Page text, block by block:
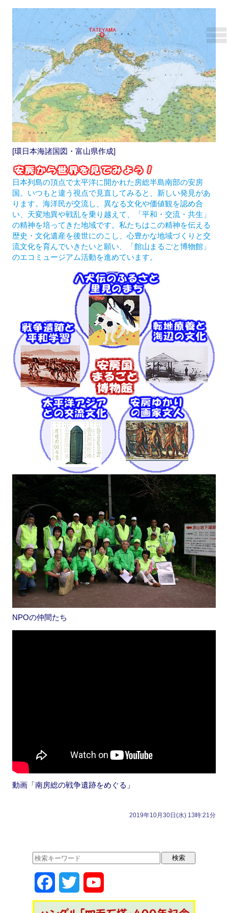
[環日本海諸国図・富山県作成]
日本列島の頂点で太平洋に開かれた房総半島南部の安房
国。いつもと違う視点で見直してみると、新しい発見があ
ります。海洋民が交流し、異なる文化や価値観を認め合
い、天変地異や戦乱を乗り越えて、「平和・交流・共生」
の精神を培ってきた地域です。私たちはこの精神を伝える
歴史・文化遺産を後世にのこし、心豊かな地域づくりと交
流文化を育んでいきたいと願い、「館山まるごと博物館」
のエコミュージアム活動を進めています。
NPOの仲間たち
動画「南房総の戦争遺跡をめぐる」
2019年10月30日(水) 13時:21分
a w o